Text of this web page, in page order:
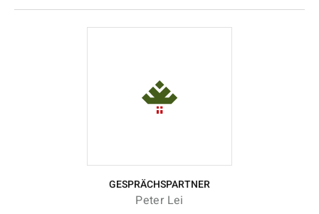
GESPRÄCHSPARTNER
Peter Lei